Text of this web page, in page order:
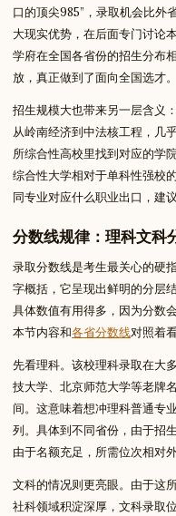
口的顶尖985”，录取机会比外
大现实优势，在后面专门讨论
学府在全国各省份的招生分布
放，真正做到了面向全国选才。
招生规模大也带来另一层含义
从岭南经济到中法核工程，几
所综合性高校里找到对应的学
综合性大学相对于单科性强校
同专业对应什么职业出口，建
分数线规律：理科文科
录取分数线是考生最关心的硬
字概括，它呈现出鲜明的分层
具体数值有用得多，因为分数
本节内容和各省分数线对照着
先看理科。该校理科录取在大
技大学、北京师范大学等老牌
间。这意味着想冲理科普通专
列。具体到不同省份，由于招
由于名额充足，所需位次相对
文科的情况则更亮眼。由于这
社科领域积淀深厚，文科录取